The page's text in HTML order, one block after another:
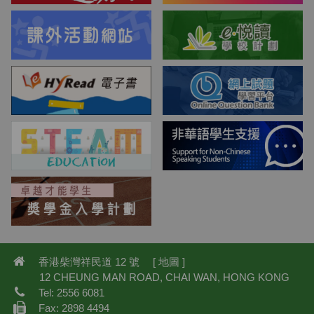
香港柴灣祥民道 12 號 [ 地圖]
12 CHEUNG MAN ROAD, CHAI WAN, HONG KONG
Tel: 2556 6081
Fax: 2898 4494